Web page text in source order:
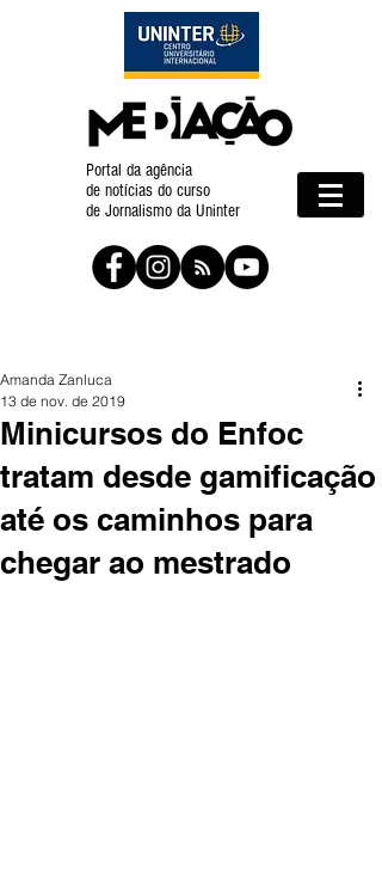
Portal da agência
de notícias do curso
de Jornalismo da Uninter
Minicursos do Enfoc
tratam desde gamificação
até os caminhos para
chegar ao mestrado
Amanda Zanluca
13 de nov. de 2019